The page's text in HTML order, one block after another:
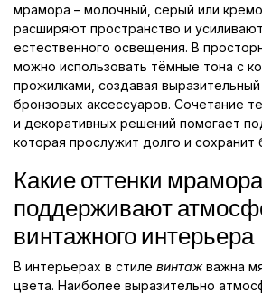
мрамора – молочный, серый или
расширяют пространство и
естественного освещения. В
можно использовать тёмные тона с
прожилками, создавая
бронзовых аксессуаров. Сочетание
и декоративных решений помогает
которая прослужит долго и сохранит
Какие оттенки мрамора
поддерживают
винтажного интерьера
В интерьерах в стиле винтажважна
цвета. Наиболее выразительно